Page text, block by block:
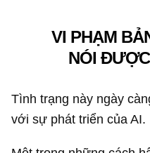
VI PHẠM
NÓI
Tình trạng này ngày
với sự phát triển của AI.